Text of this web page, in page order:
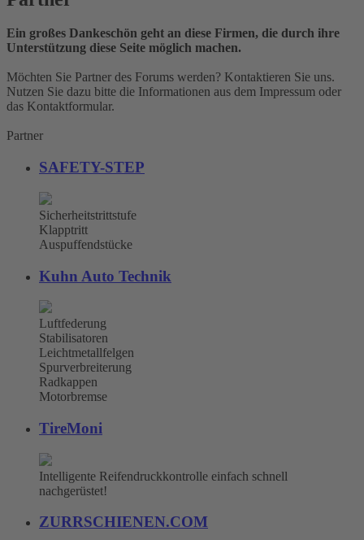
Ein großes Dankeschön geht an diese Firmen, die durch ihre
Unterstützung diese Seite möglich machen.
Möchten Sie Partner des Forums werden? Kontaktieren Sie uns.
Nutzen Sie dazu bitte die Informationen aus dem Impressum oder
das Kontaktformular.
Partner
SAFETY-STEP
Sicherheitstrittstufe
Klapptritt
Auspuffendstücke
Kuhn Auto Technik
Luftfederung
Stabilisatoren
Leichtmetallfelgen
Spurverbreiterung
Radkappen
Motorbremse
TireMoni
Intelligente Reifendruckkontrolle einfach schnell
nachgerüstet!
ZURRSCHIENEN.COM